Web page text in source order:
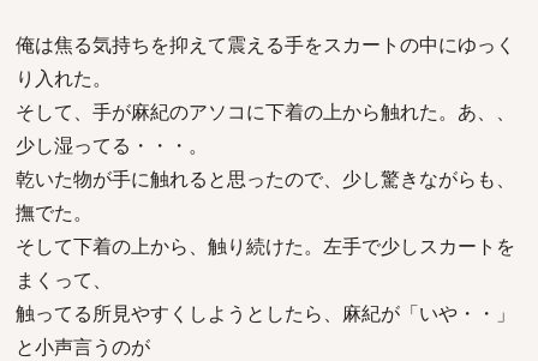
俺は焦る気持ちを抑えて震える手をスカートの中にゆっく
り入れた。
そして、手が麻紀のアソコに下着の上から触れた。あ、、
少し湿ってる・・・。
乾いた物が手に触れると思ったので、少し驚きながらも、
撫でた。
そして下着の上から、触り続けた。左手で少しスカートを
まくって、
触ってる所見やすくしようとしたら、麻紀が「いや・・」
と小声言うのが